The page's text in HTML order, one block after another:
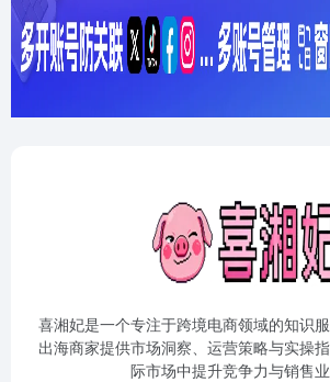
喜湘妃是一个专注于跨境电商领域的知识
出海商家提供市场洞察、运营策略与实操
际市场中提升竞争力与销售业